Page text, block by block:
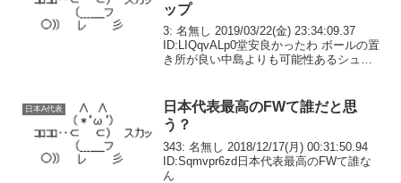
ップ
3: 名無し 2019/03/22(金) 23:34:09.37
ID:LIQqvALp0堂安良かったわ ボールの置
き所が良い中島よりも可能性あるシュー
日本A代表
日本代表最高のFWて誰だと思
う？
343: 名無し 2018/12/17(月) 00:31:50.94
ID:Sqmvpr6zd日本代表最高のFWて誰な
ん